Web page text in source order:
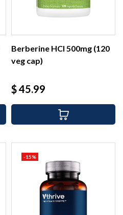
Berberine HCl 500mg (120
veg cap)
Precio
$ 45.99
-15%